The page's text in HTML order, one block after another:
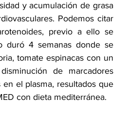
y acumulación de grasa
Podemos citar
previo a ello se
duró 4 semanas donde se
tomate espinacas con un
de marcadores
el plasma, resultados que
con dieta mediterránea.